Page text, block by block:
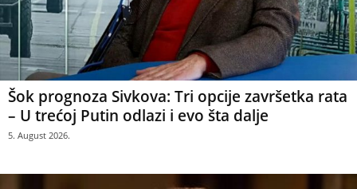
Šok prognoza Sivkova: Tri opcije završetka rata
– U trećoj Putin odlazi i evo šta dalje
5. August 2026.